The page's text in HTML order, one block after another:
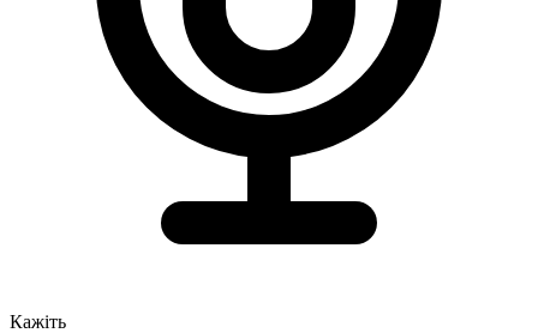
Кажіть